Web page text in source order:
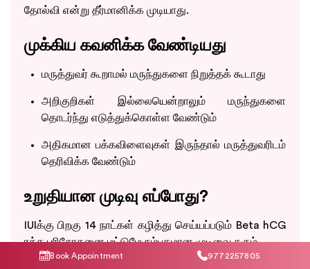
தோல்வி என்று தீர்மானிக்க முடியாது.
முக்கிய கவனிக்க வேண்டியது
மருத்துவர் கூறாமல் மருந்துகளை நிறுத்தக் கூடாது
அறிகுறிகள் இல்லையென்றாலும் மருந்துகளை
தொடர்ந்து எடுத்துக்கொள்ள வேண்டும்
அதிகமான பக்கவிளைவுகள் இருந்தால் மருத்துவரிடம்
தெரிவிக்க வேண்டும்
உறுதியான முடிவு எப்போது?
IUIக்கு பிறகு 14 நாட்கள் கழித்து செய்யப்படும் Beta hCG
ரத்த பரிசோதனை மட்டுமே நம்பகமான முடிவை தரும்.
Book Appointment 9772257805